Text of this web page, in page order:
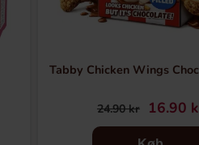
Tabby Chicken Wings
24.90 kr 16.90